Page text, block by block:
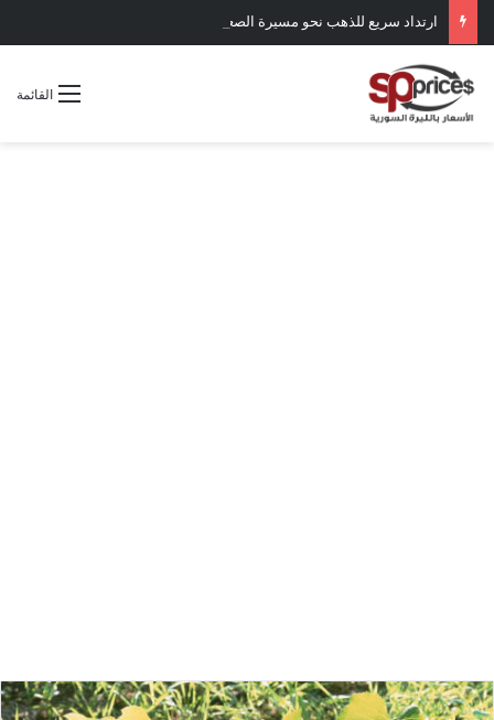
ارتداد سريع للذهب نحو مسيرة الصعود
القائمة